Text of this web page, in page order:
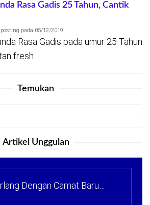
Rasa Gadis 25 Tahun, Cantik
pada 05/12/2019
Rasa Gadis pada umur 25 Tahun
fresh
Temukan
Artikel Unggulan
Dengan Camat Baru…